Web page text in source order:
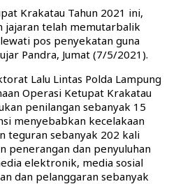
Krakatau Tahun 2021 ini,
jajaran telah memutarbalik
pos penyekatan guna
Pandra, Jumat (7/5/2021).
Lalu Lintas Polda Lampung
Operasi Ketupat Krakatau
penilangan sebanyak 15
menyebabkan kecelakaan
teguran sebanyak 202 kali
penerangan dan penyuluhan
elektronik, media sosial
dan pelanggaran sebanyak